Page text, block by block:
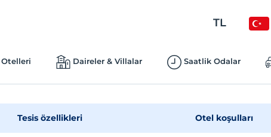
TL
Daireler & Villalar Saatlik Odalar
Tesis özellikleri Otel koşulları